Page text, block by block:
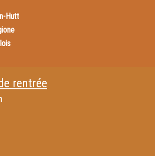
Hutt
rentrée